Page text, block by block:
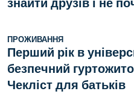
знайти друзів і не
ПРОЖИВАННЯ
Перший рік в
безпечний
Чекліст для батьків